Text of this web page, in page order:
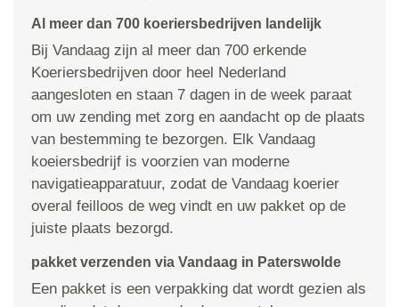
Al meer dan 700 koeriersbedrijven landelijk
Bij Vandaag zijn al meer dan 700 erkende
Koeriersbedrijven door heel Nederland
aangesloten en staan 7 dagen in de week paraat
om uw zending met zorg en aandacht op de plaats
van bestemming te bezorgen. Elk Vandaag
koeiersbedrijf is voorzien van moderne
navigatieapparatuur, zodat de Vandaag koerier
overal feilloos de weg vindt en uw pakket op de
juiste plaats bezorgd.
pakket verzenden via Vandaag in Paterswolde
Een pakket is een verpakking dat wordt gezien als